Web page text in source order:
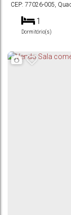
PALMAS/TO
CEP: 77026-005,
1
Dormitório(s)
Vaga(s)